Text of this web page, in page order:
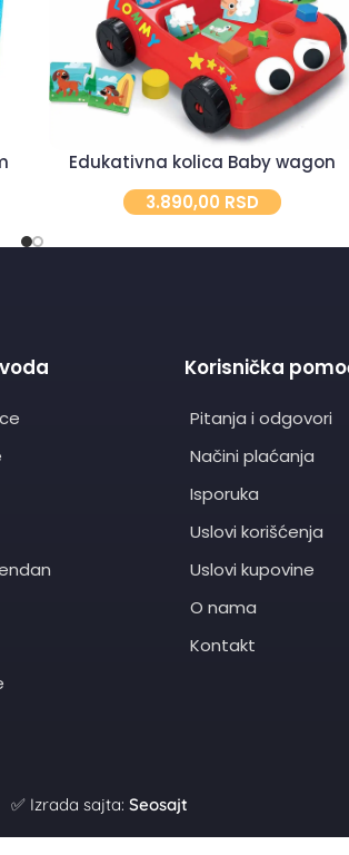
Edukativna kolica Baby wagon
3.890,00 RSD
Korisnička
Pitanja i odgovori
Načini plaćanja
Isporuka
Uslovi korišćenja
Uslovi kupovine
O nama
Kontakt
✅ Izrada sajta:Seosajt